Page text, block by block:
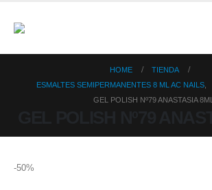
HOME
TIENDA
ESMALTES SEMIPERMANENTES 8 ML AC NAILS
GEL POLISH Nº79 ANASTASIA 8ML
-50%